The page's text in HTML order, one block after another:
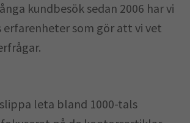
kundbesök sedan 2006 har vi
erfarenheter som gör att vi vet
leta bland 1000-tals